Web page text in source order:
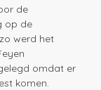
de
op de
werd het
omdat er
komen.